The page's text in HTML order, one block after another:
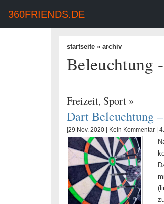
360FRIENDS.DE
startseite » archiv
Beleuchtung
Freizeit, Sport »
Dart Beleuchtung
[29 Nov. 2020 | Kein Kommentar |